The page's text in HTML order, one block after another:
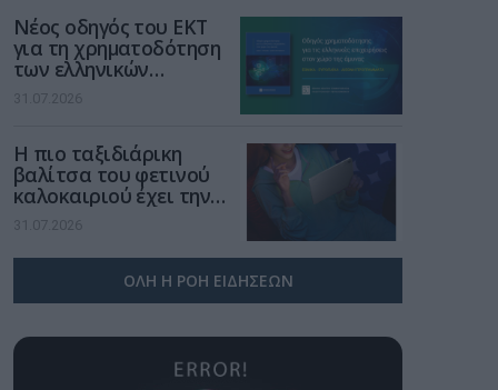
Νέος οδηγός του ΕΚΤ
για τη χρηματοδότηση
των ελληνικών
επιχειρήσεων στον
χώρο της άμυνας
31.07.2026
Η πιο ταξιδιάρικη
βαλίτσα του φετινού
καλοκαιριού έχει την
υπογραφή της Xiaomi
31.07.2026
ΟΛΗ Η ΡΟΗ ΕΙΔΗΣΕΩΝ